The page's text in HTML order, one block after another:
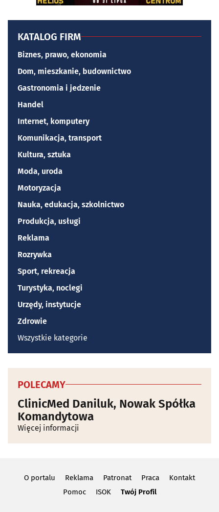
KATALOG FIRM
Biznes, prawo, ekonomia
Dom, mieszkanie, budownictwo
Gastronomia i jedzenie
Handel
Internet, komputery
Komunikacja, transport
Kultura, sztuka
Moda, uroda
Motoryzacja
Nauka, edukacja, szkolnictwo
Produkcja, usługi
Reklama
Rozrywka
Sport, rekreacja
Turystyka, noclegi
Urzędy, instytucje
Zdrowie
Wszystkie kategorie
POLECAMY
ClinicMed Daniluk, Nowak Spółka
Komandytowa
Więcej informacji
O portalu Reklama Patronat Praca
Kontakt
Pomoc
ISOK Twój Profil